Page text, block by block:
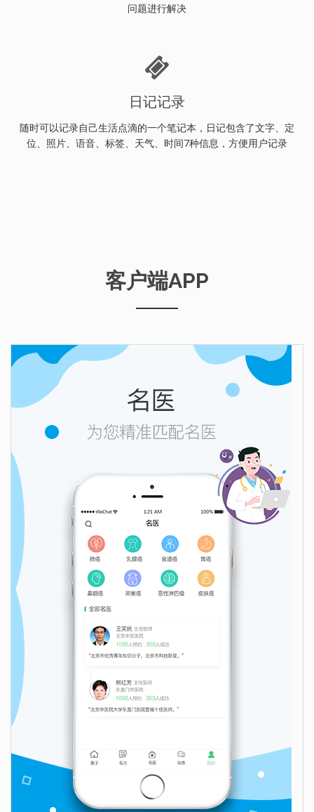
问题进行解决
日记记录
随时可以记录自己生活点滴的一个笔记本，日记包含了文字、定
位、照片、语音、标签、天气、时间7种信息，方便用户记录
客户端APP